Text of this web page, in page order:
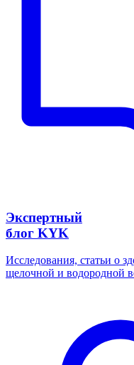
Экспертный
блог KYK
Исследования, статьи о
щелочной и водородной